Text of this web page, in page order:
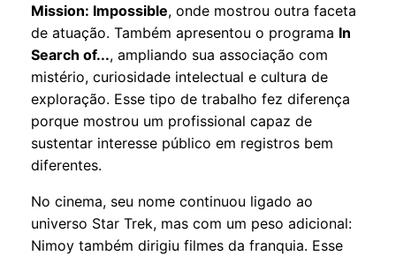
Mission: Impossible, onde mostrou outra faceta
de atuação. Também apresentou o programa In
Search of..., ampliando sua associação com
mistério, curiosidade intelectual e cultura de
exploração. Esse tipo de trabalho fez diferença
porque mostrou um profissional capaz de
sustentar interesse público em registros bem
diferentes.
No cinema, seu nome continuou ligado ao
universo Star Trek, mas com um peso adicional:
Nimoy também dirigiu filmes da franquia. Esse